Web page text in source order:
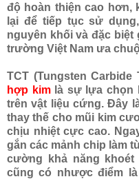
độ hoàn thiện cao hơn,
lại để tiếp tục sử
nguyên khối và đặc
trường Việt Nam ưa
TCT (Tungsten
hợp kimlà sự lựa chọn
trên vật liệu cứng. Đây
thay thế cho mũi kim
chịu nhiệt cực cao.
gắn các mảnh chip làm
cường khả năng khoét
cũng có nhược điểm